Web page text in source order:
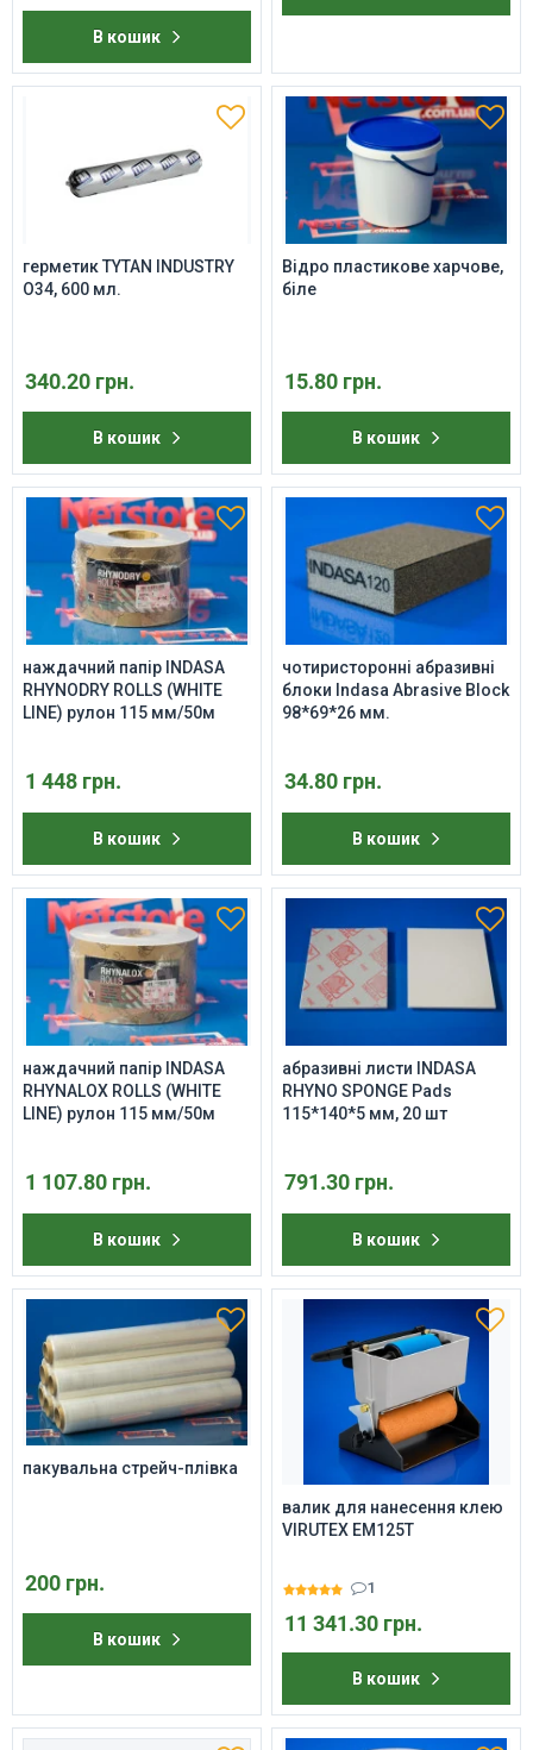
В кошик
герметик TYTAN INDUSTRY
O34, 600 мл.
340.20 грн.
В кошик
Відро пластикове харчове,
біле
15.80 грн.
В кошик
наждачний папір INDASA
RHYNODRY ROLLS (WHITE
LINE) рулон 115 мм/50м
1 448 грн.
В кошик
чотиристоронні абразивні
блоки Indasa Abrasive Block
98*69*26 мм.
34.80 грн.
В кошик
наждачний папір INDASA
RHYNALOX ROLLS (WHITE
LINE) рулон 115 мм/50м
1 107.80 грн.
В кошик
абразивні листи INDASA
RHYNO SPONGE Pads
115*140*5 мм, 20 шт
791.30 грн.
В кошик
пакувальна стрейч-плівка
200 грн.
В кошик
валик для нанесення клею
VIRUTEX EM125T
11 341.30 грн.
1
В кошик